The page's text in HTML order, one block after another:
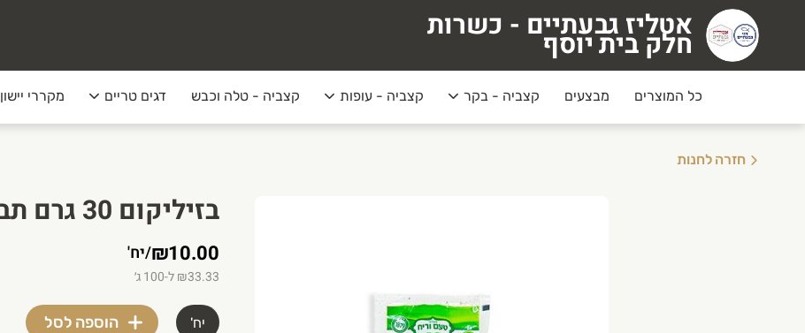
אטליז גבעתיים - כשרות חלק בית יוסף
אטליז גבעתיים - כשרות
חלק בית יוסף
כל המוצרים מבצעים קצביה - בקר קצביה - עופות קצביה - טלה וכבש דגים טריים מקררי יישון
חזרה לחנות
בזיליקום 30 גרם תבליני טעם וריח
₪10.00
/יח'
₪33.33 ל-100 ג׳
יח' הוספה לסל